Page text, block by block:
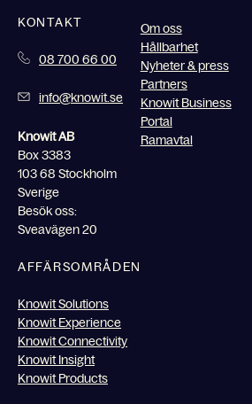
KONTAKT
08 700 66 00
info@knowit.se
Knowit AB
Box 3383
103 68 Stockholm
Sverige
Besök oss:
Sveavägen 20
Om oss
Hållbarhet
Nyheter & press
Partners
Knowit Business
Portal
Ramavtal
AFFÄRSOMRÅDEN
Knowit Solutions
Knowit Experience
Knowit Connectivity
Knowit Insight
Knowit Products